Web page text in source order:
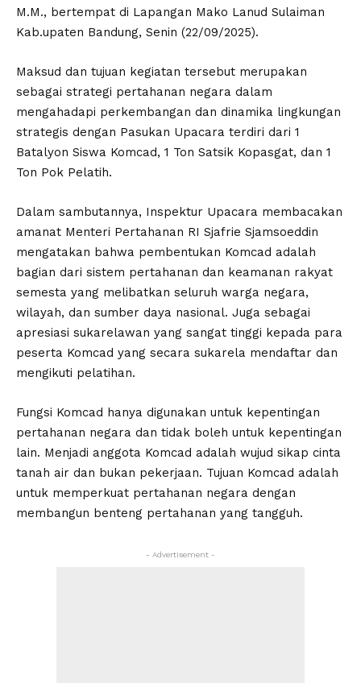
M.M., bertempat di Lapangan Mako Lanud Sulaiman
Kab.upaten Bandung, Senin (22/09/2025).
Maksud dan tujuan kegiatan tersebut merupakan
sebagai strategi pertahanan negara dalam
mengahadapi perkembangan dan dinamika lingkungan
strategis dengan Pasukan Upacara terdiri dari 1
Batalyon Siswa Komcad, 1 Ton Satsik Kopasgat, dan 1
Ton Pok Pelatih.
Dalam sambutannya, Inspektur Upacara membacakan
amanat Menteri Pertahanan RI Sjafrie Sjamsoeddin
mengatakan bahwa pembentukan Komcad adalah
bagian dari sistem pertahanan dan keamanan rakyat
semesta yang melibatkan seluruh warga negara,
wilayah, dan sumber daya nasional. Juga sebagai
apresiasi sukarelawan yang sangat tinggi kepada para
peserta Komcad yang secara sukarela mendaftar dan
mengikuti pelatihan.
Fungsi Komcad hanya digunakan untuk kepentingan
pertahanan negara dan tidak boleh untuk kepentingan
lain. Menjadi anggota Komcad adalah wujud sikap cinta
tanah air dan bukan pekerjaan. Tujuan Komcad adalah
untuk memperkuat pertahanan negara dengan
membangun benteng pertahanan yang tangguh.
- Advertisement -